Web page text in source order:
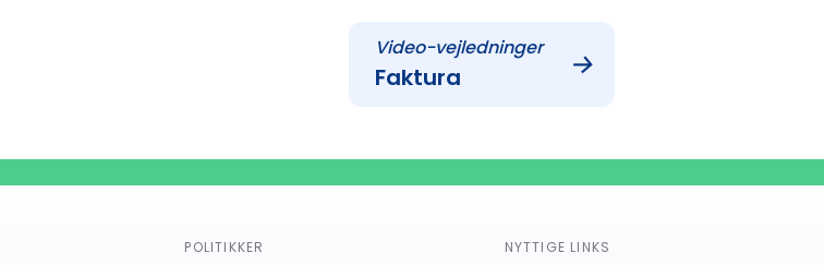
Video-vejledninger
Faktura →
POLITIKKER NYTTIGE LINKS